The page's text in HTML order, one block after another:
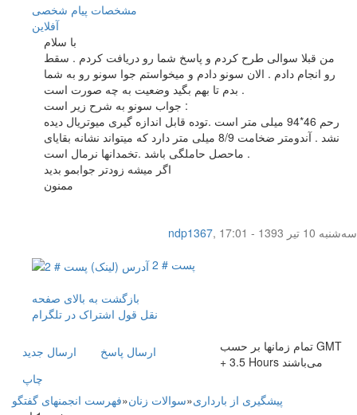
مشخصات پیام شخصی
آفلاين
با سلام
من قبلا سوالی طرح کردم و پاسخ شما رو دریافت کردم . سقط
رو انجام دادم . الان سونو دادم و میخواستم جوا سونو رو به شما
بدم تا بهم بگید وضعیت به چه صورت است .
جواب سونو به شرح زیر است :
رحم 46*94 میلی متر است .توده قابل اندازه گیری میوتریال دیده
نشد . آندومتر ضخامت 8/9 میلی متر دارد که میتواند نشانه بقایای
ماحصل حاملگی باشد .تخمدانها نرمال است .
اگر میشه زودتر جوابمو بدید
ممنون
ndp1367,
سه‌شنبه 10 تیر 1393 - 17:01
پست # 2
بازگشت به بالای صفحه
نقل قول اشتراک در تلگرام
ارسال جديد
ارسال پاسخ
چاپ
تمام زمانها بر حسب GMT
+ 3.5 Hours می‌باشند
فهرست انجمنهای گفتگو»سوالات زنان»پیشگیری از بارداری